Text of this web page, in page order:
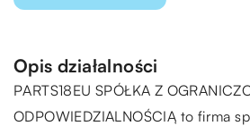
Opis działalności
PARTS18EU SPÓŁKA Z
ODPOWIEDZIALNOŚCIĄ to firma